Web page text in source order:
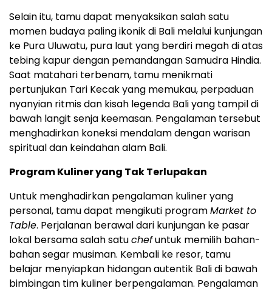
Selain itu, tamu dapat menyaksikan salah satu
momen budaya paling ikonik di Bali melalui kunjungan
ke Pura Uluwatu, pura laut yang berdiri megah di atas
tebing kapur dengan pemandangan Samudra Hindia.
Saat matahari terbenam, tamu menikmati
pertunjukan Tari Kecak yang memukau, perpaduan
nyanyian ritmis dan kisah legenda Bali yang tampil di
bawah langit senja keemasan. Pengalaman tersebut
menghadirkan koneksi mendalam dengan warisan
spiritual dan keindahan alam Bali.
Program Kuliner yang Tak Terlupakan
Untuk menghadirkan pengalaman kuliner yang
personal, tamu dapat mengikuti programMarket to
Table. Perjalanan berawal dari kunjungan ke pasar
lokal bersama salah satuchefuntuk memilih bahan-
bahan segar musiman. Kembali ke resor, tamu
belajar menyiapkan hidangan autentik Bali di bawah
bimbingan tim kuliner berpengalaman. Pengalaman